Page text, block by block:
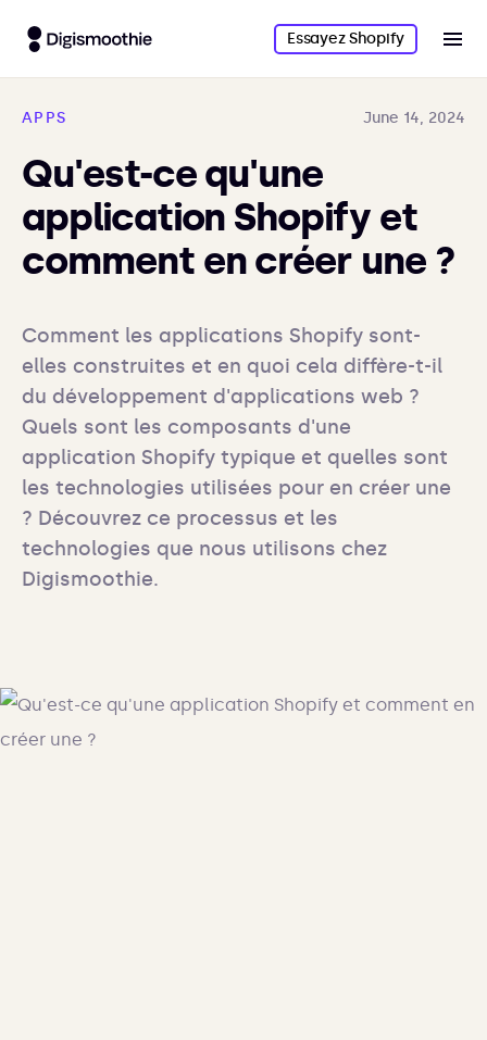
Essayez Shopify
APPS June 14, 2024
Qu'est-ce qu'une
application Shopify et
comment en créer une ?
Comment les applications Shopify sont-
elles construites et en quoi cela diffère-t-il
du développement d'applications web ?
Quels sont les composants d'une
application Shopify typique et quelles sont
les technologies utilisées pour en créer une
? Découvrez ce processus et les
technologies que nous utilisons chez
Digismoothie.